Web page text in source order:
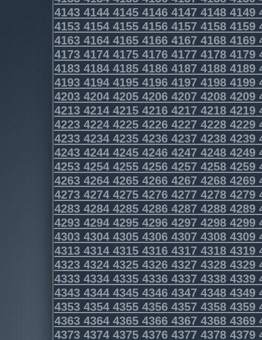
4143414441454146414741484149
4153415441554156415741584159
4163416441654166416741684169
4173417441754176417741784179
4183418441854186418741884189
4193419441954196419741984199
4203420442054206420742084209
4213421442154216421742184219
4223422442254226422742284229
4233423442354236423742384239
4243424442454246424742484249
4253425442554256425742584259
4263426442654266426742684269
4273427442754276427742784279
4283428442854286428742884289
4293429442954296429742984299
4303430443054306430743084309
4313431443154316431743184319
4323432443254326432743284329
4333433443354336433743384339
4343434443454346434743484349
4353435443554356435743584359
4363436443654366436743684369
4373437443754376437743784379